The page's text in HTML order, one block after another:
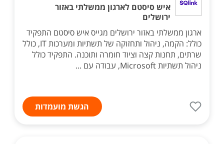
איש סיסטם לארגון ממשלתי באזור
ירושלים
ארגון ממשלתי באזור ירושלים מגייס איש סיסטם התפקיד
כולל: הקמה, ניהול ותחזוקה של תשתיות ומערכות IT, כולל
שרתים, תחנות קצה וציוד חומרה ותוכנה. התפקיד כולל
ניהול תשתיות Microsoft, עבודה עם ...
הגשת מועמדות